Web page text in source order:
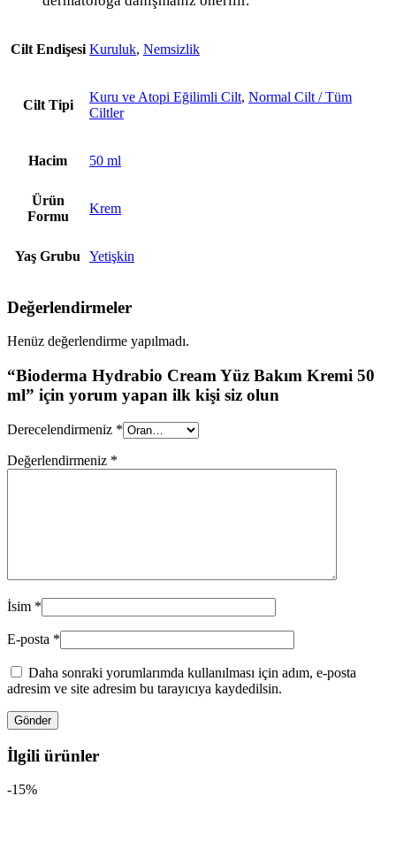
Cilt Endişesi Kuruluk, Nemsizlik
Cilt Tipi
Kuru ve Atopi Eğilimli Cilt, Normal Cilt / Tüm
Ciltler
Hacim 50 ml
Ürün
Formu
Krem
Yaş Grubu Yetişkin
Değerlendirmeler
Henüz değerlendirme yapılmadı.
“Bioderma Hydrabio Cream Yüz Bakım Kremi 50
ml” için yorum yapan ilk kişi siz olun
Derecelendirmeniz *
Değerlendirmeniz *
İsim *
E-posta *
Daha sonraki yorumlarımda kullanılması için adım, e-posta
adresim ve site adresim bu tarayıcıya kaydedilsin.
İlgili ürünler
-15%